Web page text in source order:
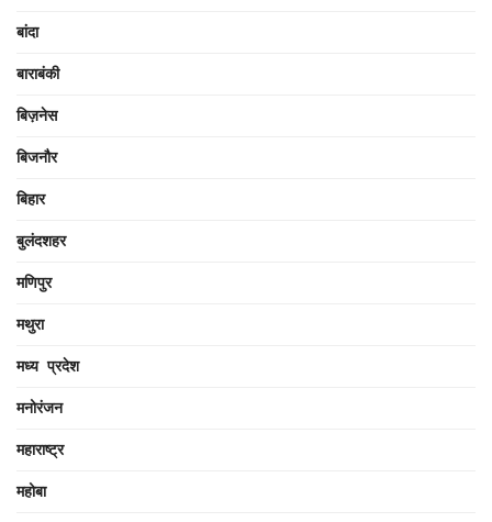
बांदा
बाराबंकी
बिज़नेस
बिजनौर
बिहार
बुलंदशहर
मणिपुर
मथुरा
मध्य प्रदेश
मनोरंजन
महाराष्ट्र
महोबा